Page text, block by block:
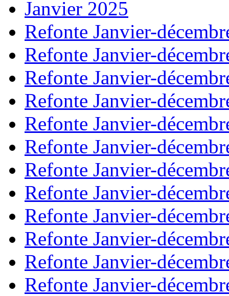
Janvier 2025
Refonte Janvier-
Refonte Janvier-
Refonte Janvier-
Refonte Janvier-
Refonte Janvier-
Refonte Janvier-
Refonte Janvier-
Refonte Janvier-
Refonte Janvier-
Refonte Janvier-
Refonte Janvier-
Refonte Janvier-